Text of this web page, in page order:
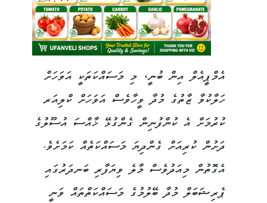
އެމްޕީއެލް އިން ބުނީ، މި މަސައްކަތަކީ އަވަހަށް
ހަލާކުވާ ޒާތުގެ މުދާ ވީހާވެސް އަވަހަށް ކްލިއަރ
ކުރުމަށް އެ ކުންފުނިން ގެންގުޅޭ ޚާއްސަ އުސޫލުގެ
ދަށުން ކުރިއަށް ގެންދިޔަ މަސައްކަތެއް ކަމަށެވެ.
އެގޮތުން މިއަދުވެސް މާލެ ވިޔަފާރި ބަނދަރުގައި
ޕެރިޝަބަލް މުދާ ބޭލުމުގެ މަސައްކަތްތައް ވަނީ